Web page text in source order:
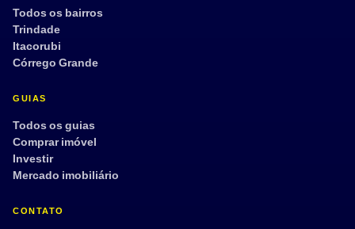
Todos os bairros
Trindade
Itacorubi
Córrego Grande
GUIAS
Todos os guias
Comprar imóvel
Investir
Mercado imobiliário
CONTATO